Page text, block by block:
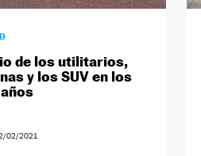
de los utilitarios,
y los SUV en los
02/2021